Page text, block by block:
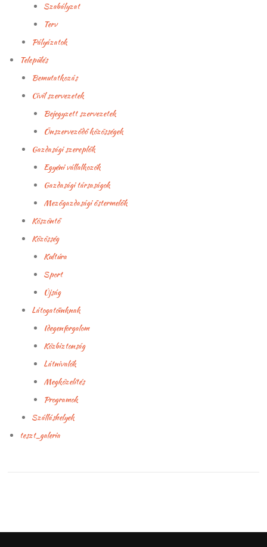
Szabályzat
Terv
Pályázatok
Település
Bemutatkozás
Civil szervezetek
Bejegyzett szervezetek
Önszerveződő közösségek
Gazdasági szereplők
Egyéni vállalkozók
Gazdasági társaságok
Mezőgazdasági őstermelők
Köszöntő
Közösség
Kultúra
Sport
Újság
Látogatóinknak
Idegenforgalom
Közbiztonság
Látnivalók
Megközelítés
Programok
Szálláshelyek
teszt_galeria